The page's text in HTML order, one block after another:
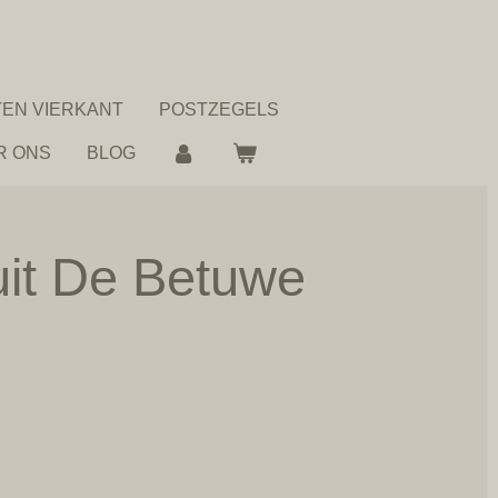
VIERKANT POSTZEGELS
ONS BLOG
De Betuwe